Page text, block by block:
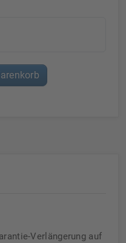
Verlängerung auf